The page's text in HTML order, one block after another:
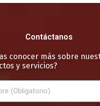
Contáctanos
conocer más sobre
y servicios?